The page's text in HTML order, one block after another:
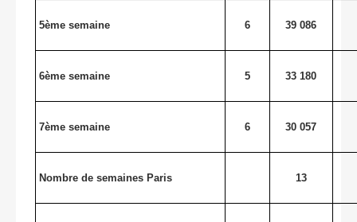
5ème semaine 6 39 086
6ème semaine 5 33 180
7ème semaine 6 30 057
Nombre de semaines Paris 13